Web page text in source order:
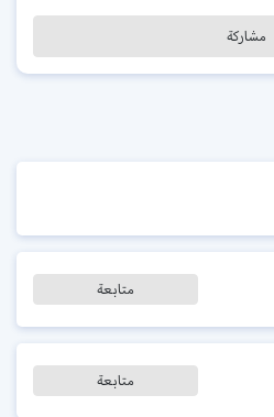
مشاركة
متابعة
متابعة